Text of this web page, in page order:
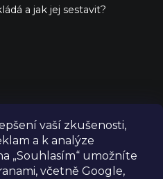
vaší zkušenosti,
a k analýze
„Souhlasím“ umožníte
včetně Google,
a jak jej sestavit?